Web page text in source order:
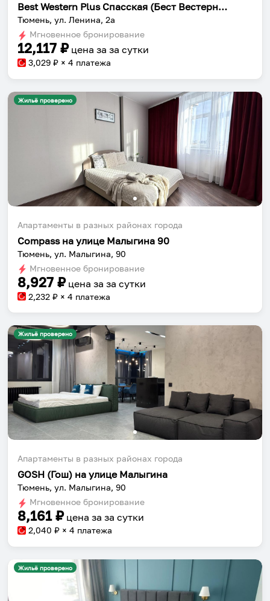
Best Western Plus Спасская (Бест Вестерн Плюс Спасская)
Тюмень, ул. Ленина, 2а
Мгновенное бронирование
12,117 ₽ цена за за сутки
3,029 ₽ × 4 платежа
Жильё проверено
Апартаменты в разных районах города
Compass на улице Малыгина 90
Тюмень, ул. Малыгина, 90
Мгновенное бронирование
8,927 ₽ цена за за сутки
2,232 ₽ × 4 платежа
Жильё проверено
Апартаменты в разных районах города
GOSH (Гош) на улице Малыгина
Тюмень, ул. Малыгина, 90
Мгновенное бронирование
8,161₽ цена за за сутки
2,040 ₽ × 4 платежа
Жильё проверено